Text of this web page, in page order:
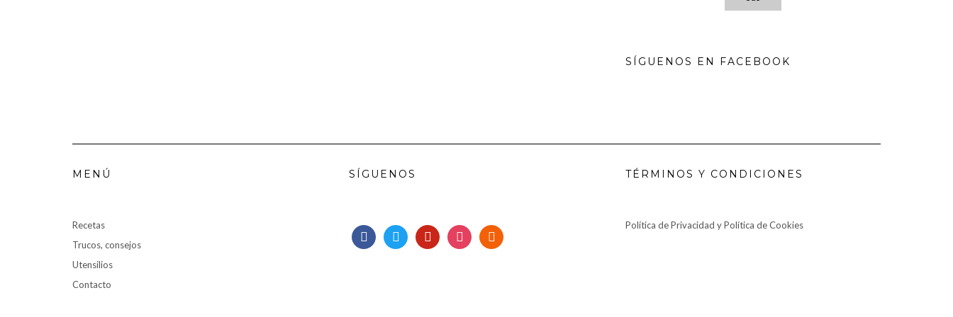
SÍGUENOS EN FACEBOOK
MENÚ
Recetas
Trucos, consejos
Utensilios
Contacto
SÍGUENOS
facebooktwitter pinterestinstagramrss
TÉRMINOS Y CONDICIONES
Política de Privacidad y Política de Cookies